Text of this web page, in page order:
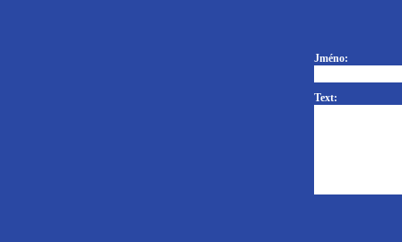
Jméno:
Text: